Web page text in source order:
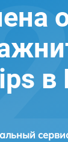
в